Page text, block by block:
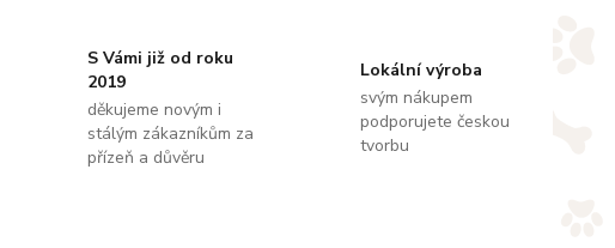
S Vámi již od roku
2019
děkujeme novým i
stálým zákazníkům za
přízeň a důvěru
Lokální výroba
svým nákupem
podporujete českou
tvorbu